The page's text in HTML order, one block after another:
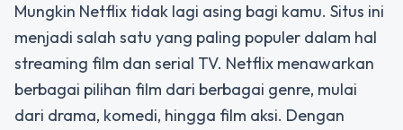
Mungkin Netflix tidak lagi asing bagi kamu. Situs ini
menjadi salah satu yang paling populer dalam hal
streaming film dan serial TV. Netflix menawarkan
berbagai pilihan film dari berbagai genre, mulai
dari drama, komedi, hingga film aksi. Dengan